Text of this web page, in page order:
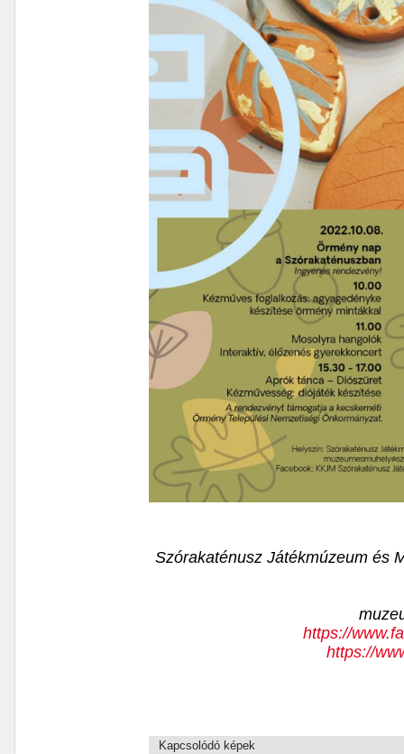
Szórakaténusz Játékmúzeum és
https://
https://
Kapcsolódó képek